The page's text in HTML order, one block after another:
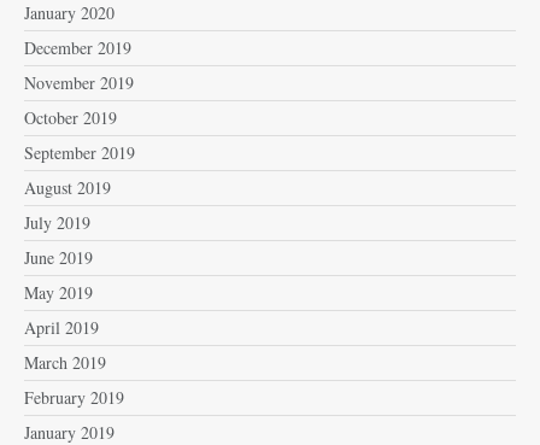
January 2020
December 2019
November 2019
October 2019
September 2019
August 2019
July 2019
June 2019
May 2019
April 2019
March 2019
February 2019
January 2019